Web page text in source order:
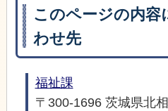
このページの内容
わせ先
福祉課
〒300-1696 茨城県北